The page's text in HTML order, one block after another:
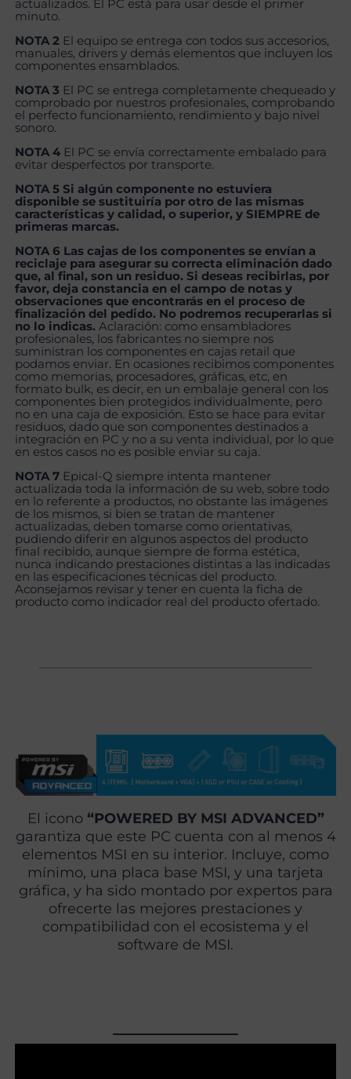
actualizados. El PC está para usar desde el primer
minuto.
NOTA 2 El equipo se entrega con todos sus accesorios,
manuales, drivers y demás elementos que incluyen los
componentes ensamblados.
NOTA 3 El PC se entrega completamente chequeado y
comprobado por nuestros profesionales, comprobando
el perfecto funcionamiento, rendimiento y bajo nivel
sonoro.
NOTA 4 El PC se envía correctamente embalado para
evitar desperfectos por transporte.
NOTA 5 Si algún componente no estuviera
disponible se sustituiría por otro de las mismas
características y calidad, o superior, y SIEMPRE de
primeras marcas.
NOTA 6 Las cajas de los componentes se envían a
reciclaje para asegurar su correcta eliminación dado
que, al final, son un residuo. Si deseas recibirlas, por
favor, deja constancia en el campo de notas y
observaciones que encontrarás en el proceso de
finalización del pedido. No podremos recuperarlas si
no lo indicas. Aclaración: como ensambladores
profesionales, los fabricantes no siempre nos
suministran los componentes en cajas retail que
podamos enviar. En ocasiones recibimos componentes
como memorias, procesadores, gráficas, etc, en
formato bulk, es decir, en un embalaje general con los
componentes bien protegidos individualmente, pero
no en una caja de exposición. Esto se hace para evitar
residuos, dado que son componentes destinados a
integración en PC y no a su venta individual, por lo que
en estos casos no es posible enviar su caja.
NOTA 7 Epical-Q siempre intenta mantener
actualizada toda la información de su web, sobre todo
en lo referente a productos, no obstante las imágenes
de los mismos, si bien se tratan de mantener
actualizadas, deben tomarse como orientativas,
pudiendo diferir en algunos aspectos del producto
final recibido, aunque siempre de forma estética,
nunca indicando prestaciones distintas a las indicadas
en las especificaciones técnicas del producto.
Aconsejamos revisar y tener en cuenta la ficha de
producto como indicador real del producto ofertado.
El icono “POWERED BY MSI ADVANCED”
garantiza que este PC cuenta con al menos 4
elementos MSI en su interior. Incluye, como
mínimo, una placa base MSI, y una tarjeta
gráfica, y ha sido montado por expertos para
ofrecerte las mejores prestaciones y
compatibilidad con el ecosistema y el
software de MSI.